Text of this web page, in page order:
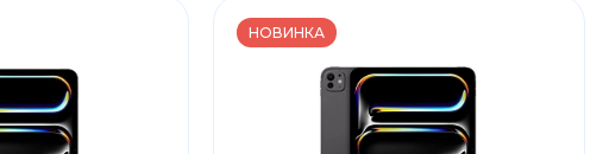
НОВИНКА